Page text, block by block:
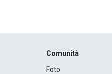
Comunità
Foto